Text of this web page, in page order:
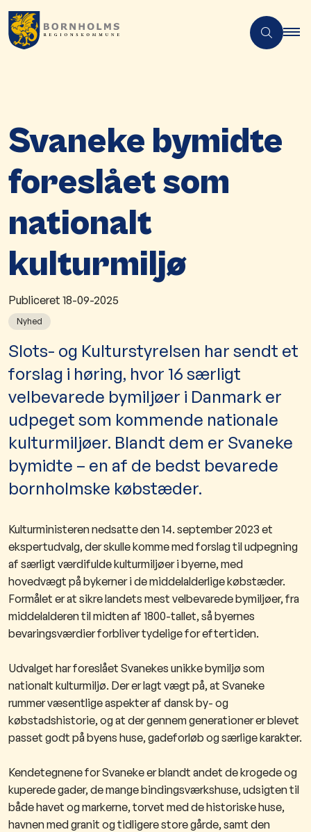
Svaneke bymidte
foreslået som
nationalt
kulturmiljø
Publiceret 18-09-2025
Nyhed
Slots- og Kulturstyrelsen har sendt et
forslag i høring, hvor 16 særligt
velbevarede bymiljøer i Danmark er
udpeget som kommende nationale
kulturmiljøer. Blandt dem er Svaneke
bymidte – en af de bedst bevarede
bornholmske købstæder.
Kulturministeren nedsatte den 14. september 2023 et
ekspertudvalg, der skulle komme med forslag til udpegning
af særligt værdifulde kulturmiljøer i byerne, med
hovedvægt på bykerner i de middelalderlige købstæder.
Formålet er at sikre landets mest velbevarede bymiljøer, fra
middelalderen til midten af 1800-tallet, så byernes
bevaringsværdier forbliver tydelige for eftertiden.
Udvalget har foreslået Svanekes unikke bymiljø som
nationalt kulturmiljø. Der er lagt vægt på, at Svaneke
rummer væsentlige aspekter af dansk by- og
købstadshistorie, og at der gennem generationer er blevet
passet godt på byens huse, gadeforløb og særlige karakter.
Kendetegnene for Svaneke er blandt andet de krogede og
kuperede gader, de mange bindingsværkshuse, udsigten til
både havet og markerne, torvet med de historiske huse,
havnen med granit og tidligere store gårde, samt den